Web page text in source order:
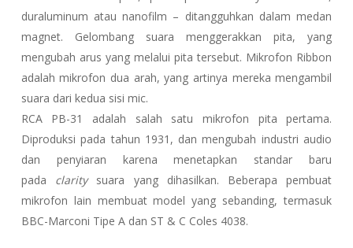
duraluminum atau nanofilm – ditangguhkan dalam medan
magnet. Gelombang suara menggerakkan pita, yang
mengubah arus yang melalui pita tersebut. Mikrofon Ribbon
adalah mikrofon dua arah, yang artinya mereka mengambil
suara dari kedua sisi mic.
RCA PB-31 adalah salah satu mikrofon pita pertama.
Diproduksi pada tahun 1931, dan mengubah industri audio
dan penyiaran karena menetapkan standar baru
pada claritysuara yang dihasilkan. Beberapa pembuat
mikrofon lain membuat model yang sebanding, termasuk
BBC-Marconi Tipe A dan ST & C Coles 4038.